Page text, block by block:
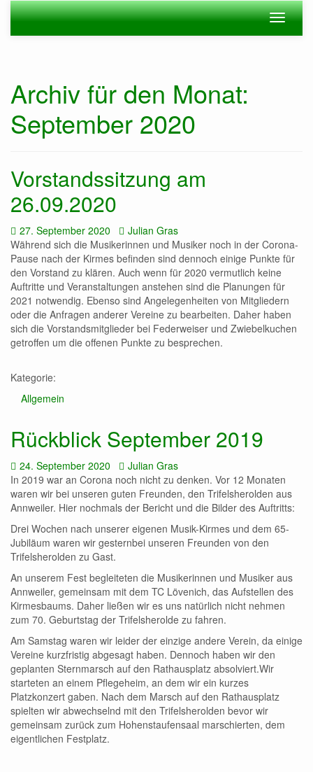
Zum
Hauptinhalt
springen
Navigation
ein-/
Archiv für den Monat:
September 2020
Vorstandssitzung am
26.09.2020
Datum:
27. September 2020 Autor:
Julian Gras
Während sich die Musikerinnen und Musiker noch in der Corona-
Pause nach der Kirmes befinden sind dennoch einige Punkte für
den Vorstand zu klären. Auch wenn für 2020 vermutlich keine
Auftritte und Veranstaltungen anstehen sind die Planungen für
2021 notwendig. Ebenso sind Angelegenheiten von Mitgliedern
oder die Anfragen anderer Vereine zu bearbeiten. Daher haben
sich die Vorstandsmitglieder bei Federweiser und Zwiebelkuchen
getroffen um die offenen Punkte zu besprechen.
Kategorie:
Allgemein
Rückblick September 2019
Datum:
24. September 2020 Autor:
Julian Gras
In 2019 war an Corona noch nicht zu denken. Vor 12 Monaten
waren wir bei unseren guten Freunden, den Trifelsherolden aus
Annweiler. Hier nochmals der Bericht und die Bilder des Auftritts:
Drei Wochen nach unserer eigenen Musik-Kirmes und dem 65-
Jubiläum waren wir gesternbei unseren Freunden von den
Trifelsherolden zu Gast.
An unserem Fest begleiteten die Musikerinnen und Musiker aus
Annweiler, gemeinsam mit dem TC Lövenich, das Aufstellen des
Kirmesbaums. Daher ließen wir es uns natürlich nicht nehmen
zum 70. Geburtstag der Trifelsherolde zu fahren.
Am Samstag waren wir leider der einzige andere Verein, da einige
Vereine kurzfristig abgesagt haben. Dennoch haben wir den
geplanten Sternmarsch auf den Rathausplatz absolviert.Wir
starteten an einem Pflegeheim, an dem wir ein kurzes
Platzkonzert gaben. Nach dem Marsch auf den Rathausplatz
spielten wir abwechselnd mit den Trifelsherolden bevor wir
gemeinsam zurück zum Hohenstaufensaal marschierten, dem
eigentlichen Festplatz.